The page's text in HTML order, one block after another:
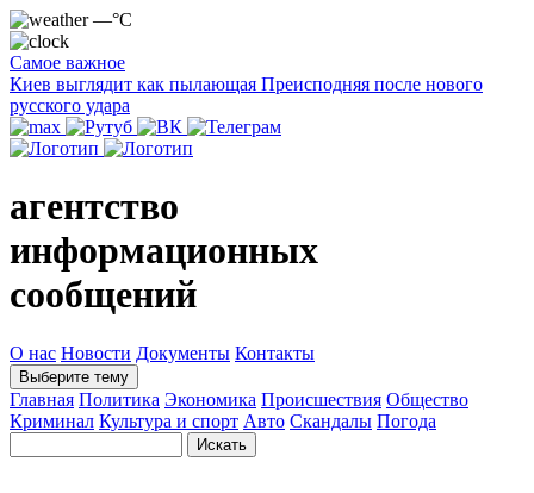
—°C
Самое важное
Киев выглядит как пылающая Преисподняя после нового
русского удара
агентство
информационных
сообщений
О нас Новости Документы Контакты
Выберите тему
Главная Политика Экономика Происшествия Общество
Криминал Культура и спорт Авто Скандалы Погода